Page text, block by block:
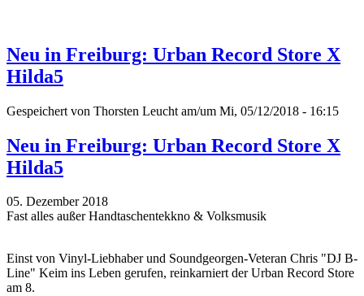
Neu in Freiburg: Urban Record Store X
Hilda5
Gespeichert von Thorsten Leucht am/um Mi, 05/12/2018 - 16:15
Neu in Freiburg: Urban Record Store X
Hilda5
05. Dezember 2018
Fast alles außer Handtaschentekkno & Volksmusik
Einst von Vinyl-Liebhaber und Soundgeorgen-Veteran Chris "DJ B-
Line" Keim ins Leben gerufen, reinkarniert der Urban Record Store
am 8.